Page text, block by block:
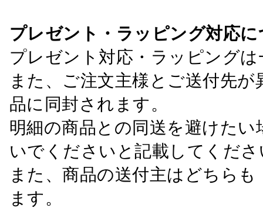
プレゼント・ラッピング対応
プレゼント対応・ラッピング
また、ご注文主様とご送付先
品に同封されます。
明細の商品との同送を避けた
いでくださいと記載してくださ
また、商品の送付主はどちら
ます。